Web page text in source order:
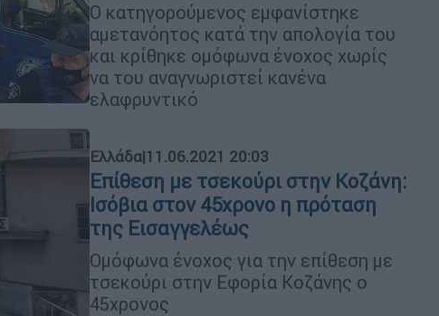
Ο κατηγορούμενος εμφανίστηκε
αμετανόητος κατά την απολογία του
και κρίθηκε ομόφωνα ένοχος χωρίς
να του αναγνωριστεί κανένα
ελαφρυντικό
Ελλάδα|11.06.2021 20:03
Επίθεση με τσεκούρι στην Κοζάνη:
Ισόβια στον 45χρονο η πρόταση
της Εισαγγελέως
Ομόφωνα ένοχος για την επίθεση με
τσεκούρι στην Εφορία Κοζάνης ο
45χρονος